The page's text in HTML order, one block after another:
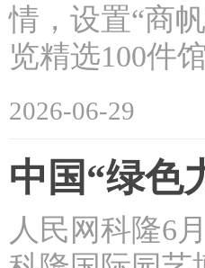
情，设置“商
览精选100件
2026-06-29
中国“绿色
人民网科隆6